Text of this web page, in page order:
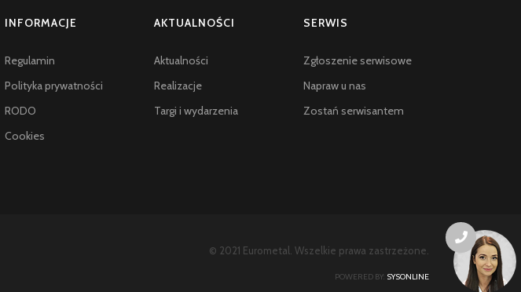
INFORMACJE
Regulamin
Polityka prywatności
RODO
Cookies
AKTUALNOŚCI
Aktualności
Realizacje
Targi i wydarzenia
SERWIS
Zgłoszenie serwisowe
Napraw u nas
Zostań serwisantem
© 2021 Eurometal. Wszelkie prawa zastrzeżone.
POWERED BY: SYSONLINE